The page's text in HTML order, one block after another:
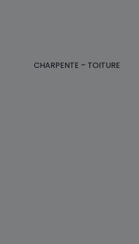
CHARPENTE – TOITURE